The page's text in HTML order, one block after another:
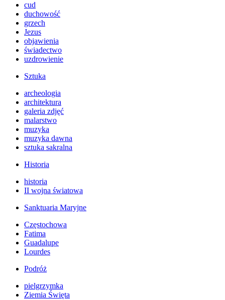
cud
duchowość
grzech
Jezus
objawienia
świadectwo
uzdrowienie
Sztuka
archeologia
architektura
galeria zdjęć
malarstwo
muzyka
muzyka dawna
sztuka sakralna
Historia
historia
II wojna światowa
Sanktuaria Maryjne
Częstochowa
Fatima
Guadalupe
Lourdes
Podróż
pielgrzymka
Ziemia Święta